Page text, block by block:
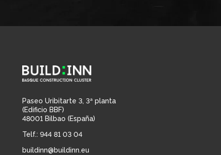
Paseo Uribitarte 3, 3ª planta
(Edificio BBF)
48001 Bilbao (España)
Telf.: 944 81 03 04
buildinn@buildinn.eu